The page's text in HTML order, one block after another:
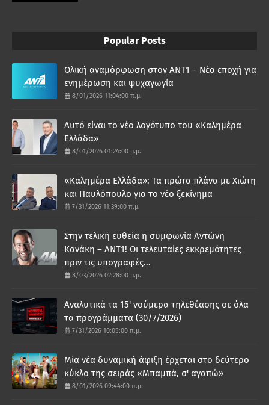
Popular Posts
Ολική αναμόρφωση στον ΑΝΤ1 – Νέα εποχή για
ενημέρωση και ψυχαγωγία
8/01/2026 11:04:00 π.μ.
Αυτό είναι το νέο λογότυπο του «Καλημέρα
Ελλάδα»
8/01/2026 01:24:00 μ.μ.
«Καλημέρα Ελλάδα»: Τα πρώτα πλάνα με Χιώτη
και Παυλόπουλο για το νέο ξεκίνημα
7/31/2026 11:39:00 π.μ.
Στην τελική ευθεία η συμφωνία Αντώνη
Κανάκη – ΑΝΤ1! Οι τελευταίες εκκρεμότητες
πριν τις υπογραφές...
8/03/2026 02:28:00 μ.μ.
Αναλυτικά τα 15' νούμερα τηλεθέασης σε όλα
τα προγράμματα (30/7/2026)
7/31/2026 10:05:00 π.μ.
Μία νέα δυναμική άφιξη έρχεται στο δεύτερο
κύκλο της σειράς «Μπαμπά, σ' αγαπώ»
8/01/2026 09:44:00 π.μ.